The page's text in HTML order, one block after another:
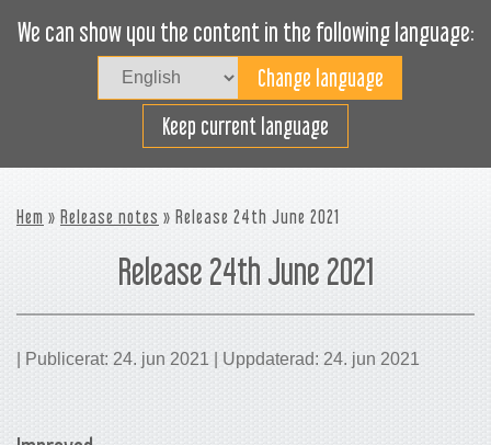
We can show you the content in the following language:
Keep current language
Lasta effektivt
Hem » Release notes » Release 24th June 2021
Release 24th June 2021
| Publicerat: 24. jun 2021 | Uppdaterad: 24. jun 2021